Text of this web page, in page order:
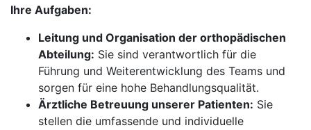
Ihre Aufgaben:
Leitung und Organisation der orthopädischen
Abteilung: Sie sind verantwortlich für die
Führung und Weiterentwicklung des Teams und
sorgen für eine hohe Behandlungsqualität.
Ärztliche Betreuung unserer Patienten: Sie
stellen die umfassende und individuelle